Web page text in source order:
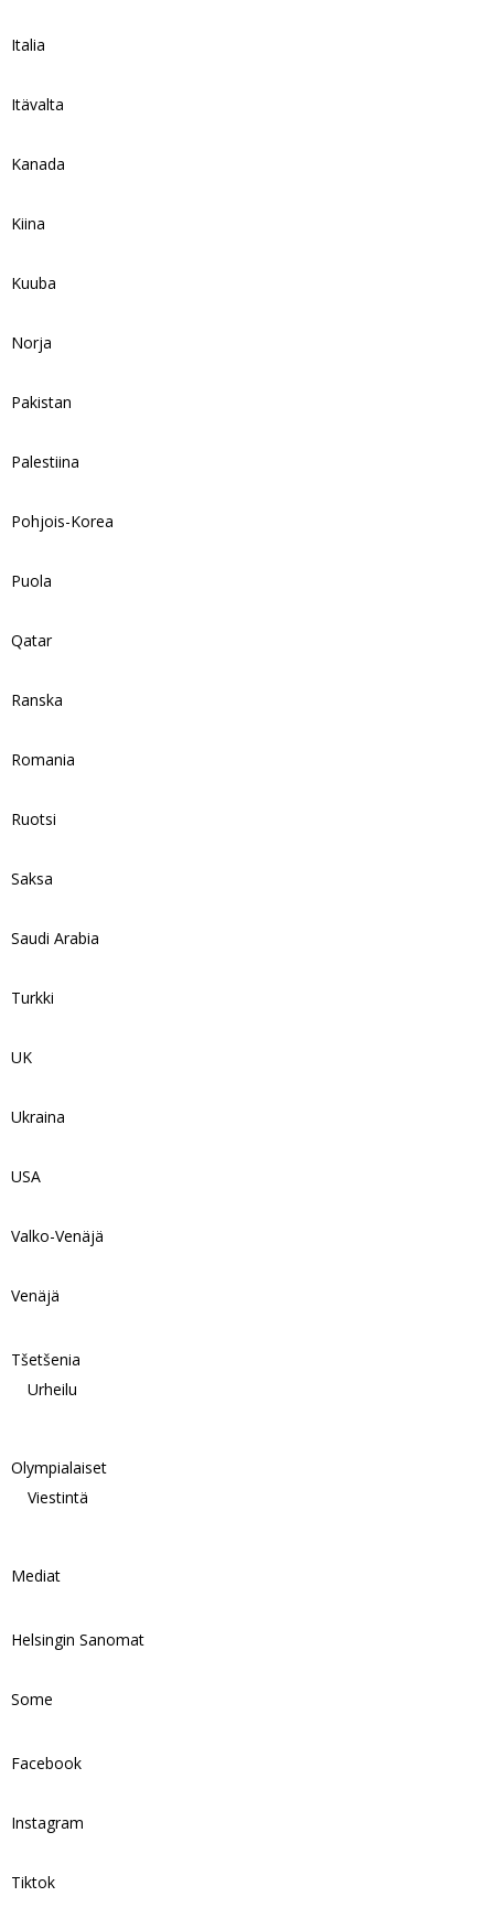
Italia
Itävalta
Kanada
Kiina
Kuuba
Norja
Pakistan
Palestiina
Pohjois-Korea
Puola
Qatar
Ranska
Romania
Ruotsi
Saksa
Saudi Arabia
Turkki
UK
Ukraina
USA
Valko-Venäjä
Venäjä
Tšetšenia
Urheilu
Olympialaiset
Viestintä
Mediat
Helsingin Sanomat
Some
Facebook
Instagram
Tiktok